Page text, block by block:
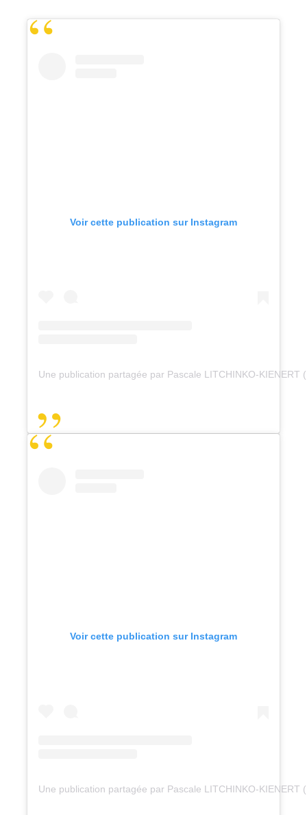
Voir cette publication sur Instagram
Une publication partagée par Pascale LITCHINKO-KIENERT
Voir cette publication sur Instagram
Une publication partagée par Pascale LITCHINKO-KIENERT